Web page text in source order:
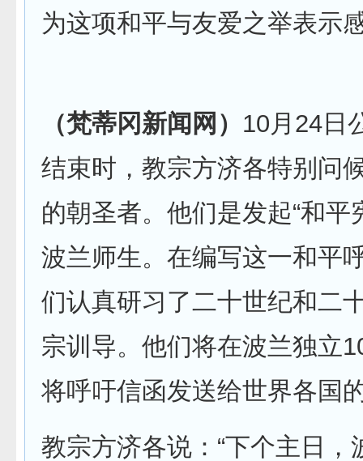
为这项和平与友爱之举表示
（梵蒂冈新闻网） 10月24日
结束时，教宗方济各特别问
的朝圣者。他们是发起“和平
波兰师生。在编写这一和平
们认真研习了二十世纪和二
宗训导。他们将在波兰独立
将呼吁信函发送给世界各国
教宗方济各说：“下个主日，